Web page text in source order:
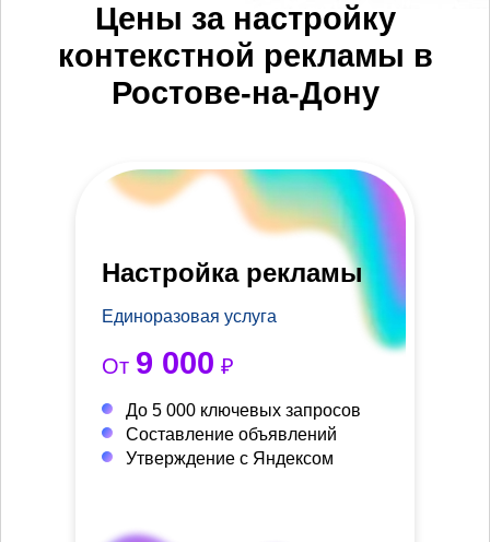
Цены за настройку
контекстной рекламы в
Ростове-на-Дону
Настройка рекламы
Единоразовая услуга
От 9 000 ₽
До 5 000 ключевых запросов
Составление объявлений
Утверждение с Яндексом